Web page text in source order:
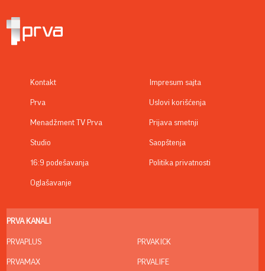
Kontakt
Prva
Menadžment TV Prva
Studio
16:9 podešavanja
Oglašavanje
Impresum sajta
Uslovi korišćenja
Prijava smetnji
Saopštenja
Politika privatnosti
PRVA KANALI
PRVAPLUS
PRVAMAX
PRVAKICK
PRVALIFE